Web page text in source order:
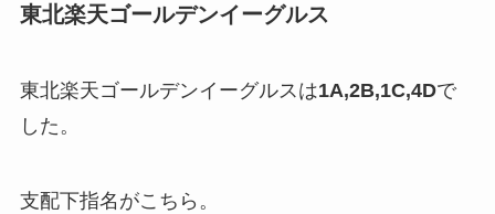
東北楽天ゴールデンイーグルス
東北楽天ゴールデンイーグルスは1A,2B,1C,4Dで
した。
支配下指名がこちら。